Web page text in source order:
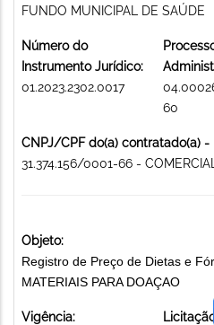
FUNDO MUNICIPAL DE SAÚDE
Número do
Instrumento Jurídico:
01.2023.2302.0017
60
CNPJ/CPF do(a) contratado(a)
31.374.156/0001-66 -
Objeto:
Registro de Preço de Dietas e
MATERIAIS PARA DOAÇAO
Vigência: